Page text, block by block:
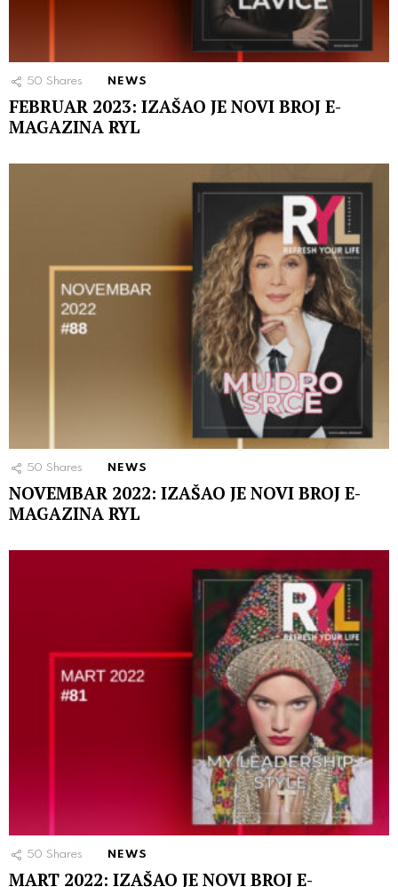
50 Shares NEWS
FEBRUAR 2023: IZAŠAO JE NOVI BROJ E-
MAGAZINA RYL
50 Shares NEWS
NOVEMBAR 2022: IZAŠAO JE NOVI BROJ E-
MAGAZINA RYL
50 Shares NEWS
MART 2022: IZAŠAO JE NOVI BROJ E-